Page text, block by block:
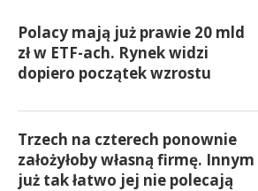
Polacy mają już prawie 20 mld
zł w ETF-ach. Rynek widzi
dopiero początek wzrostu
Trzech na czterech ponownie
założyłoby własną firmę. Innym
już tak łatwo jej nie polecają